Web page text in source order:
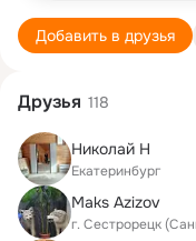
Добавить в друзья
Друзья 118
Николай Н
Екатеринбург
Maks Azizov
г. Сестрорецк